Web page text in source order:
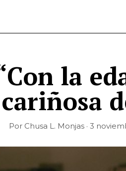
la
Por Chusa L. Monjas · 3